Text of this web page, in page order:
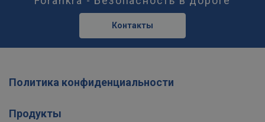
Контакты
Политика конфиденциальности
Продукты